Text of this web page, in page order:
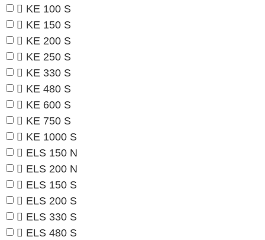
KE 100 S
KE 150 S
KE 200 S
KE 250 S
KE 330 S
KE 480 S
KE 600 S
KE 750 S
KE 1000 S
ELS 150 N
ELS 200 N
ELS 150 S
ELS 200 S
ELS 330 S
ELS 480 S